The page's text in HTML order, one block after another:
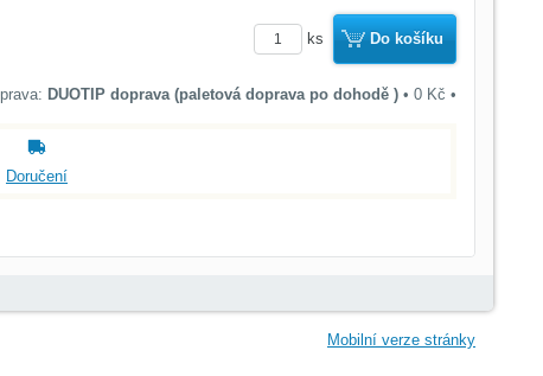
ks Do košíku
DUOTIP doprava (paletová doprava po dohodě ) • 0 Kč •
Doručení
Mobilní verze stránky